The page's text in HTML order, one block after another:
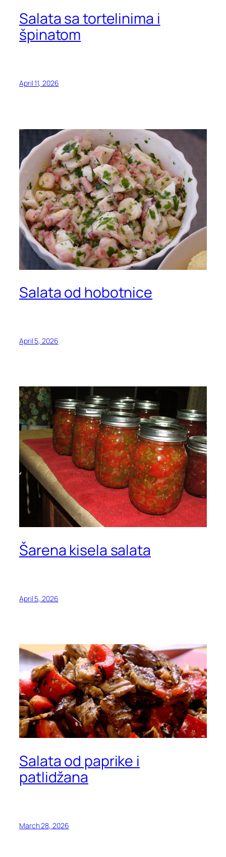
Salata sa tortelinima i
špinatom
April 11, 2026
Salata od hobotnice
April 5, 2026
Šarena kisela salata
April 5, 2026
Salata od paprike i
patlidžana
March 28, 2026